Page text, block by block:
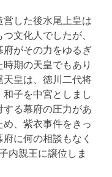
営した後水尾上皇は
文化人でしたが、
府がその力をゆるぎ
期の天皇でもあり
天皇は、徳川二代将
子を中宮としまし
する幕府の圧力があ
め、紫衣事件をきっ
に何の相談もなく
内親王に譲位しま